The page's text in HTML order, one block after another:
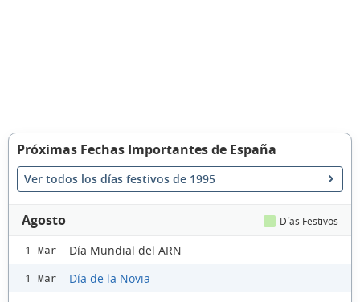
Próximas Fechas Importantes de España
Ver todos los días festivos de 1995
Agosto Días Festivos
1 Mar Día Mundial del ARN
1 Mar Día de la Novia